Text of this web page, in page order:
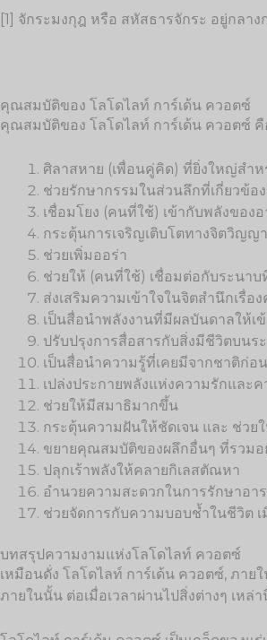
[1] จักระมงกุฎ หรือ สหัสธารจักระ อยู่กลา
คุณสมบัติของ โลโดไลท์ การ์เด้น ควอตซ์
คุณสมบัติของ โลโดไลท์ การ์เด้น ควอตซ์ คื
ศิลาสหาย (เพื่อนคู่คิด) ที่ยิ่งใหญ่สำ
ช่วยรักษากรรมในส่วนลึกที่เกี่ยวข้อ
เชื่อมโยง (คนที่ใช้) เข้ากับพลังของ
กระตุ้นการเจริญเติบโตทางจิตวิญ
ช่วยเพิ่มออร่า
ช่วยให้ (คนที่ใช้) เชื่อมต่อกับระนา
ส่งเสริมความเข้าใจในจิตสำนึกเรื่อ
เป็นสื่อนำพลังงานที่มีผลบันดาลให้เ
ปรับปรุงการสื่อสารกับสิ่งมีชีวิตบน
เป็นสื่อนำความรู้ที่เคยมีจากชาติก่อน
เปล่งประกายพลังแห่งความรักและ
ช่วยให้มีสมาธิมากขึ้น
กระตุ้นความฝันให้ชัดเจน และ ช่วย
ขยายคุณสมบัติของผลึกอื่นๆ ที่รวมอ
ปลุกเร้าพลังให้คลายกิเลสตัณหา
อำนวยความสะดวกในการรักษาอ
ช่วยจัดการกับความบอบช้ำในชีวิต
บทสรุปความงามแห่งโลโดไลท์ ควอตซ์
เหมือนดั่ง โลโดไลท์ การ์เด้น ควอตซ์, ภา
ภายในนั้น ต่อเมื่อเวลาผ่านไปสิ่งต่างๆ เหล่า